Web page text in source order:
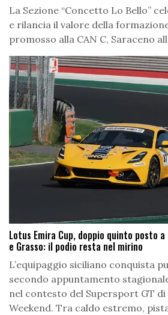
La Sezione “Concetto Lo Bello”
e rilancia il valore della
promosso alla CAN C, Saraceno
Lotus Emira Cup, doppio quinto posto a
e Grasso: il podio resta nel mirino
L’equipaggio siciliano conquista
secondo appuntamento
nel contesto del Supersport GT di
Weekend. Tra caldo estremo,